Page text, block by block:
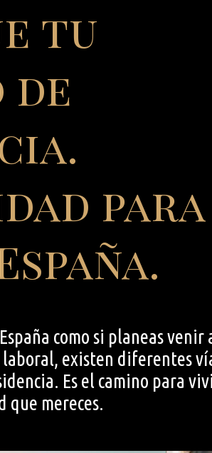
tu
de
como si planeas venir
existen diferentes
Es el camino para
mereces.